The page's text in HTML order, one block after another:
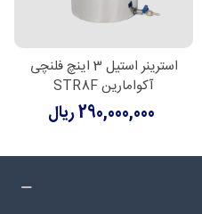
استرینر استیل 3 اینچ فلنچی
آکوامارین STR8F
290,000,000 ریال